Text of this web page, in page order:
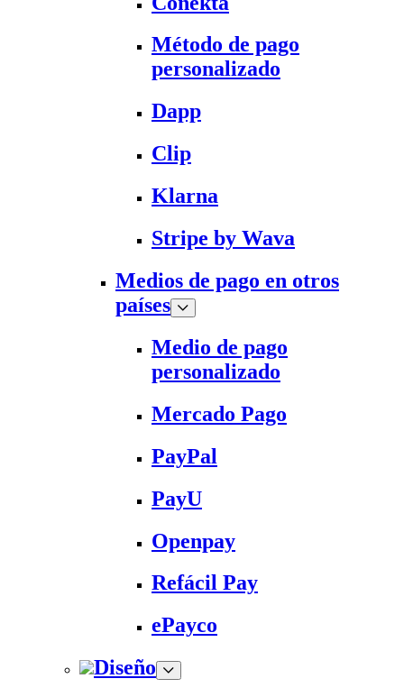
Método de pago
personalizado
Dapp
Clip
Klarna
Stripe by Wava
Medios de pago en otros
países
Medio de pago
personalizado
Mercado Pago
PayPal
PayU
Openpay
Refácil Pay
ePayco
Diseño